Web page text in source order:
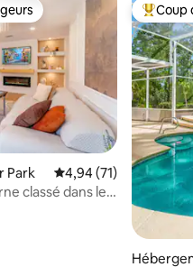
les plus appréciés
Park Évaluation moyenne
4,94 (71)
classé dans le
Coups
Coup